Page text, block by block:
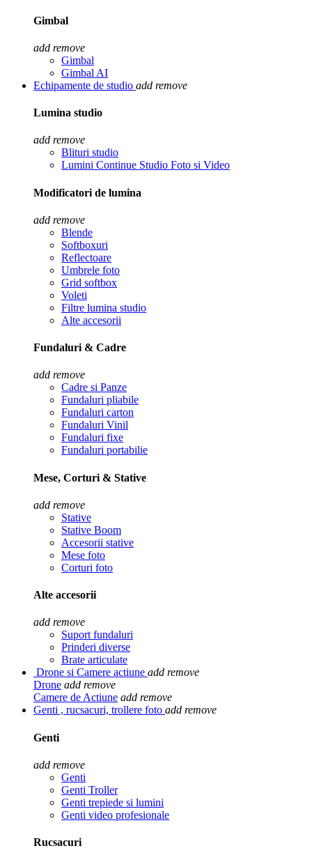
Gimbal
add remove
Gimbal
Gimbal AI
Echipamente de studio add remove
Lumina studio
add remove
Blituri studio
Lumini Continue Studio Foto si Video
Modificatori de lumina
add remove
Blende
Softboxuri
Reflectoare
Umbrele foto
Grid softbox
Voleti
Filtre lumina studio
Alte accesorii
Fundaluri & Cadre
add remove
Cadre si Panze
Fundaluri pliabile
Fundaluri carton
Fundaluri Vinil
Fundaluri fixe
Fundaluri portabilie
Mese, Corturi & Stative
add remove
Stative
Stative Boom
Accesorii stative
Mese foto
Corturi foto
Alte accesorii
add remove
Suport fundaluri
Prinderi diverse
Brate articulate
Drone si Camere actiune add remove
Drone add remove
Camere de Actiune add remove
Genti , rucsacuri, trollere foto add remove
Genti
add remove
Genti
Genti Troller
Genti trepiede si lumini
Genti video profesionale
Rucsacuri